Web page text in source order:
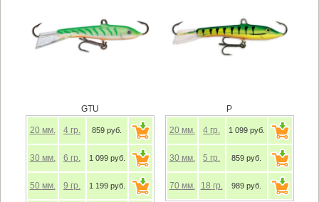
GTU
20 мм. 4 гр. 859 руб.
30 мм. 6 гр. 1 099 руб.
50 мм. 9 гр. 1 199 руб.
P
20 мм. 4 гр. 1 099 руб.
30 мм. 5 гр. 859 руб.
70 мм. 18 гр. 989 руб.